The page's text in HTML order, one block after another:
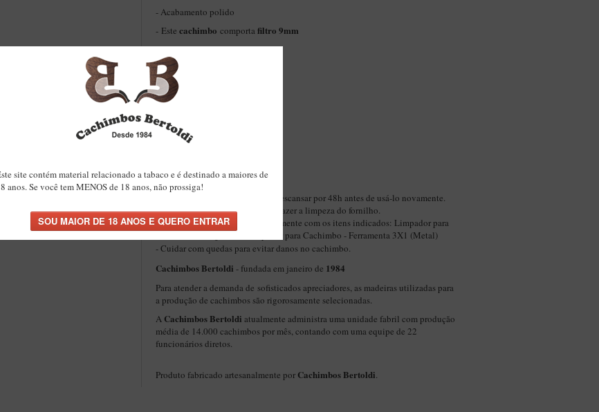
- Acabamento polido
- Este cachimbo comporta filtro 9mm
Acabamento: Encerado
Formato
Piteira
Peso
Comprimento:
Altura Interna:
Altura Externa:
Dicas de Limpeza:
- Se possível, deixe o cachimbo descansar por 48h antes de usá-lo novamente.
- Esperar o cachimbo esfriar para fazer a limpeza do fornilho.
- Fazer a limpeza do cachimbo somente com os itens indicados: Limpador para
Cachimbo de algodão
Limpador para Cachimbo - Ferramenta 3X1 (Metal)
- Cuidar com quedas para evitar danos no cachimbo.
Cachimbos Bertoldi - fundada em janeiro de 1984
Para atender a demanda de sofisticados apreciadores, as madeiras utilizadas para
a produção de cachimbos são rigorosamente selecionadas.
A Cachimbos Bertoldi atualmente administra uma unidade fabril com produção
média de 14.000 cachimbos por mês, contando com uma equipe de 22
funcionários diretos.
Produto fabricado artesanalmente por Cachimbos Bertoldi.
site contém material relacionado a tabaco e é destinado a maiores de
anos. Se você tem MENOS de 18 anos, não prossiga!